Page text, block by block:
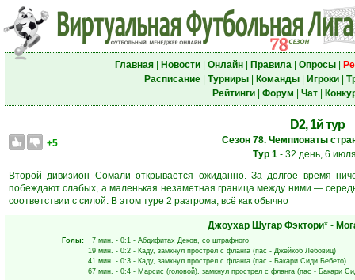
Главная| Новости| Онлайн| Правила| Опросы|
Расписание| Турниры| Команды| Игроки|
Рейтинги| Форум Чат|
D2, 1й тур
+5
Сезон 78. Чемпионаты
Тур 1 - 32 день, 6
Второй дивизион Сомали открывается ожиданно. За долгое время
побеждают слабых, а маленькая незаметная граница между ними —
соответствии с силой. В этом туре 2 разгрома, всё как обычно
Джоухар Шугар Фэктори* -
Голы: 7 мин. - 0:1 - Абдифитах Деков, со штрафного
19 мин. - 0:2 - Каду, замкнул прострел с фланга (пас - Джейкоб Лебовиц)
41 мин. - 0:3 - Каду, замкнул прострел с фланга (пас - Бакари Сиди Бебето)
67 мин. - 0:4 - Марсис (головой), замкнул прострел с фланга (пас - Бакари